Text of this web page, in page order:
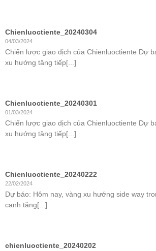
Chienluoctiente_20240304
04/03/2024
Chiến lược giao dịch của Chienluoctiente Dự
xu hướng tăng tiếp[...]
Chienluoctiente_20240301
01/03/2024
Chiến lược giao dịch của Chienluoctiente Dự
xu hướng tăng tiếp[...]
Chienluoctiente_20240222
22/02/2024
Dự báo: Hôm nay, vàng xu hướng side way
canh tăng[...]
chienluoctiente_20240202